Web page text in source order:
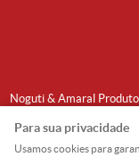
Noguti & Amaral
Para sua privacidade
Usamos cookies para